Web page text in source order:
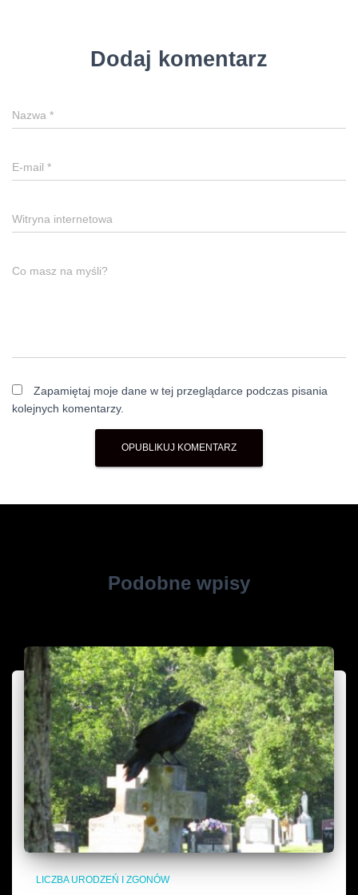
Dodaj komentarz
Nazwa *
E-mail *
Witryna internetowa
Co masz na myśli?
Zapamiętaj moje dane w tej przeglądarce podczas pisania
kolejnych komentarzy.
Podobne wpisy
LICZBA URODZEŃ I ZGONÓW